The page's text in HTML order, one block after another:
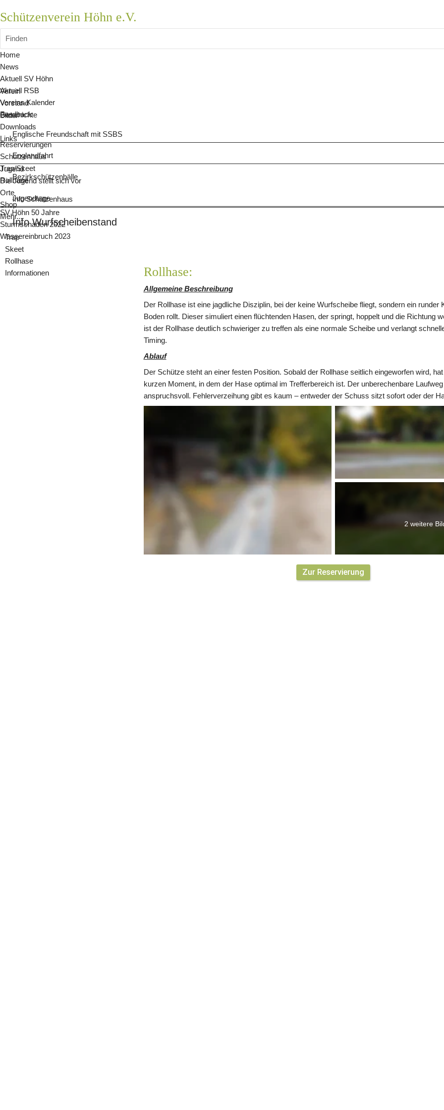
Schützenverein Höhn e.V.
Finden
Home
News
Aktuell SV Höhn
Aktuell RSB
Vereins Kalender
Feedback
Verein
Vorstand
Geschichte
Downloads
Links
Bilder
Englische Freundschaft mit SSBS
Englandfahrt
Bezirkschützenbälle
Jugendtage
SV Höhn 50 Jahre
Sturmschaden 2022
Wassereinbruch 2023
Reservierungen
Schützenhaus
Trap/Skeet
Rollhase
Info Schützenhaus
Info Wurfscheibenstand
Trap
Skeet
Rollhase
Informationen
Jugend
Die Jugend stellt sich vor
Orte
Shop
Mehr...
Rollhase:
Allgemeine Beschreibung
Der Rollhase ist eine jagdliche Disziplin, bei der keine Wurfscheibe fliegt, sondern ein runder
Boden rollt. Dieser simuliert einen flüchtenden Hasen, der springt, hoppelt und die Richtung
ist der Rollhase deutlich schwieriger zu treffen als eine normale Scheibe und verlangt
Timing.
Ablauf
Der Schütze steht an einer festen Position. Sobald der Rollhase seitlich eingeworfen wird,
kurzen Moment, in dem der Hase optimal im Trefferbereich ist. Der unberechenbare
anspruchsvoll. Fehlerverzeihung gibt es kaum – entweder der Schuss sitzt sofort oder der
2 weitere
Zur Reservierung